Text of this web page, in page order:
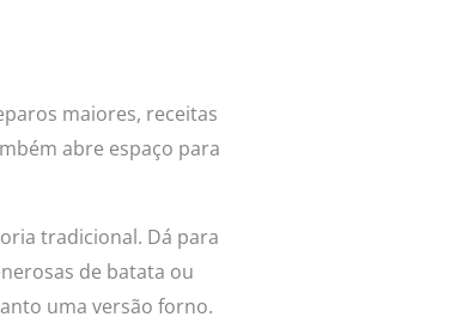
maiores, receitas
abre espaço para
tradicional. Dá para
de batata ou
uma versão forno.